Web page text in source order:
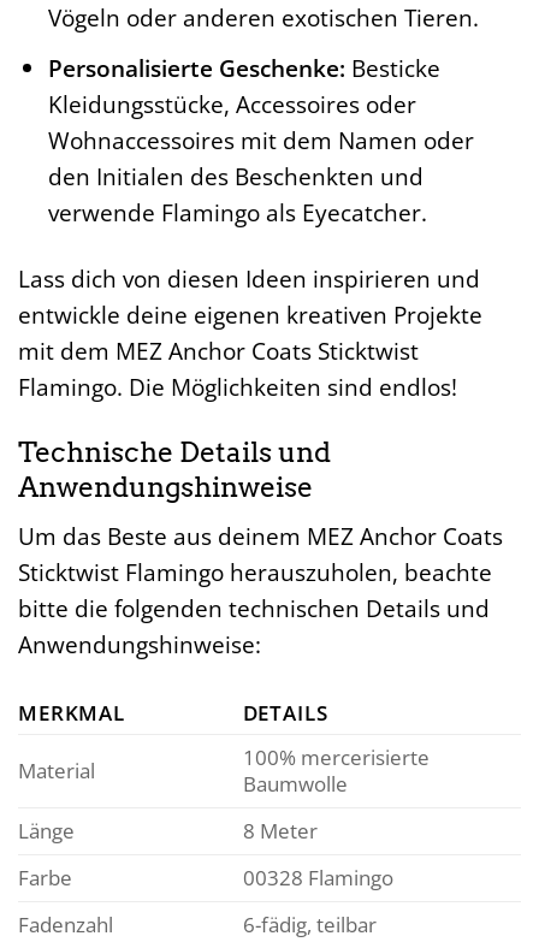
Vögeln oder anderen exotischen Tieren.
Personalisierte Geschenke: Besticke
Kleidungsstücke, Accessoires oder
Wohnaccessoires mit dem Namen oder
den Initialen des Beschenkten und
verwende Flamingo als Eyecatcher.
Lass dich von diesen Ideen inspirieren und
entwickle deine eigenen kreativen Projekte
mit dem MEZ Anchor Coats Sticktwist
Flamingo. Die Möglichkeiten sind endlos!
Technische Details und
Anwendungshinweise
Um das Beste aus deinem MEZ Anchor Coats
Sticktwist Flamingo herauszuholen, beachte
bitte die folgenden technischen Details und
Anwendungshinweise:
MERKMAL DETAILS
Material
100% mercerisierte
Baumwolle
Länge
8 Meter
Farbe
00328 Flamingo
Fadenzahl
6-fädig, teilbar